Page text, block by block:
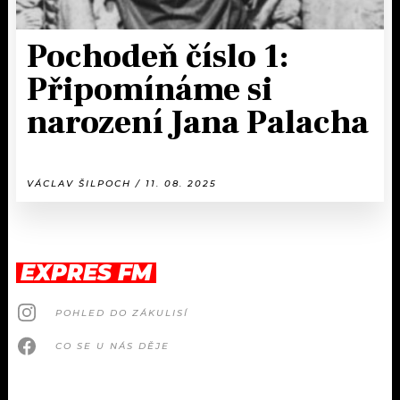
Pochodeň číslo 1:
Připomínáme si
narození Jana Palacha
VÁCLAV ŠILPOCH / 11. 08. 2025
EXPRES FM
POHLED DO ZÁKULISÍ
CO SE U NÁS DĚJE